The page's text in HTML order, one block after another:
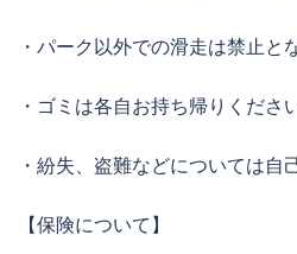
・パーク以外での滑走は禁止と
・ゴミは各自お持ち帰りください
・紛失、盗難などについては自
【保険について】